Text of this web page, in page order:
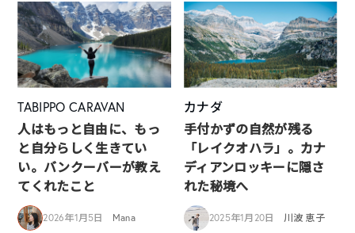
TABIPPO CARAVAN
人はもっと自由に、もっ
と自分らしく生きてい
い。バンクーバーが教え
てくれたこと
2026年1月5日 Mana
カナダ
手付かずの自然が残る
「レイクオハラ」。カナ
ディアンロッキーに隠さ
れた秘境へ
2025年1月20日 川波 恵子